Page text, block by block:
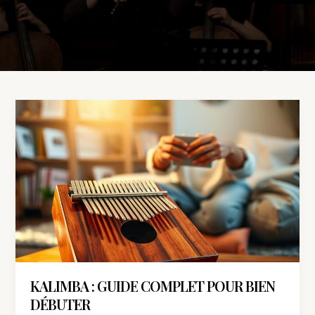
KALIMBA : GUIDE COMPLET POUR BIEN
DÉBUTER
:
guide
complet
pour
bien
débuter